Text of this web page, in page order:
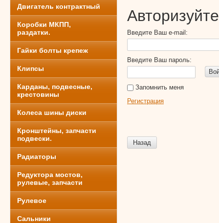
Двигатель контрактный
Коробки МКПП,
раздатки.
Гайки болты крепеж
Клипсы
Карданы, подвесные,
крестовины
Колеса шины диски
Кронштейны, запчасти
подвески.
Радиаторы
Редуктора мостов,
рулевые, запчасти
Рулевое
Сальники
Введите Ваш e-mail:
Введите Ваш пароль:
Запомнить меня
Регистрация
Назад